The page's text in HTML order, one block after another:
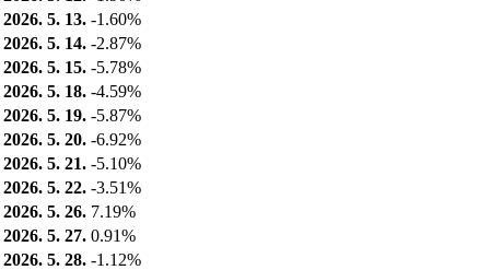
2026. 5. 13. -1.60%
2026. 5. 14. -2.87%
2026. 5. 15. -5.78%
2026. 5. 18. -4.59%
2026. 5. 19. -5.87%
2026. 5. 20. -6.92%
2026. 5. 21. -5.10%
2026. 5. 22. -3.51%
2026. 5. 26. 7.19%
2026. 5. 27. 0.91%
2026. 5. 28. -1.12%